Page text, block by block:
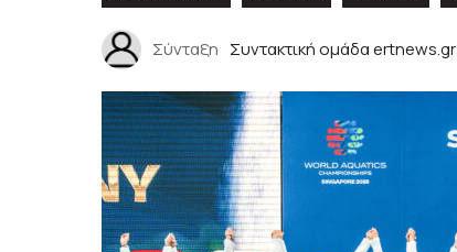
Σύνταξη Συντακτική ομάδα ertnews.gr